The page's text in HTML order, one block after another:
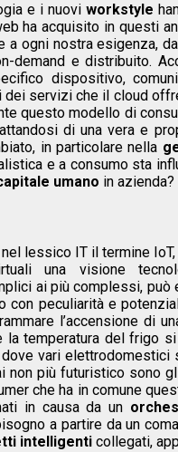
e i nuoviworkstyle
ha acquisito in questi
a ogni nostra esigenza,
demand e distribuito.
dispositivo,
servizi che il cloud
questo modello di
di una vera e
in particolare nella
e a consumo sta
umano in azienda?
nel lessico IT il termine
una visione
ai più complessi,
con peculiarità e
l’accensione di
temperatura del frigo
dove vari
non più futuristico sono
che ha in comune
in causa da un
a partire da un
intelligenti collegati,